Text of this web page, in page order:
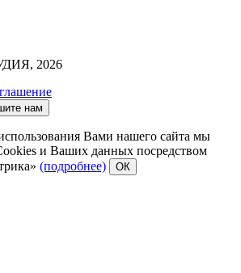
2026
нам
Вами нашего сайта мы
и Ваших данных посредством
(подробнее) ОК